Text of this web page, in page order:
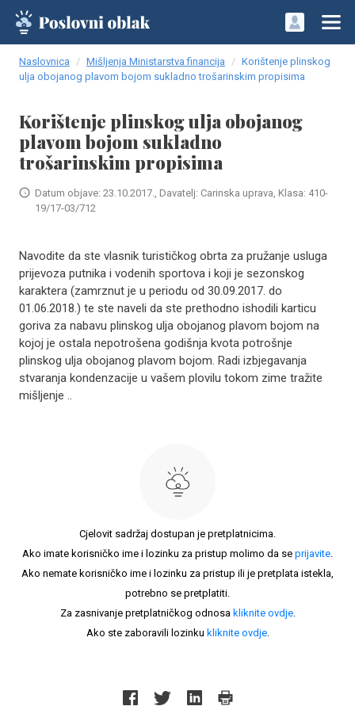
Naslovnica Mišljenja Ministarstva financija
Korištenje plinskog
ulja obojanog plavom bojom sukladno trošarinskim propisima
Korištenje plinskog ulja obojanog
plavom bojom sukladno
trošarinskim propisima
Datum objave: 23.10.2017., Davatelj: Carinska uprava, Klasa: 410-
19/17-03/712
Navodite da ste vlasnik turističkog obrta za pružanje usluga
prijevoza putnika i vodenih sportova i koji je sezonskog
karaktera (zamrznut je u periodu od 30.09.2017. do
01.06.2018.) te ste naveli da ste prethodno ishodili karticu
goriva za nabavu plinskog ulja obojanog plavom bojom na
kojoj je ostala nepotrošena godišnja kvota potrošnje
plinskog ulja obojanog plavom bojom. Radi izbjegavanja
stvaranja kondenzacije u vašem plovilu tokom zime tražite
mišljenje ..
Cjelovit sadržaj dostupan je pretplatnicima.
Ako imate korisničko ime i lozinku za pristup molimo da se prijavite.
Ako nemate korisničko ime i lozinku za pristup ili je pretplata istekla,
potrebno se pretplatiti.
Za zasnivanje pretplatničkog odnosa kliknite ovdje.
Ako ste zaboravili lozinku kliknite ovdje.